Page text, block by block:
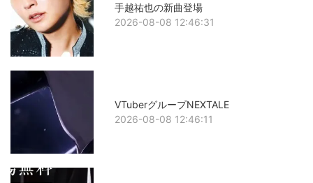
手越祐也の新曲登場
2026-08-08 12:46:31
VTuberグループNEXTALE
2026-08-08 12:46:11